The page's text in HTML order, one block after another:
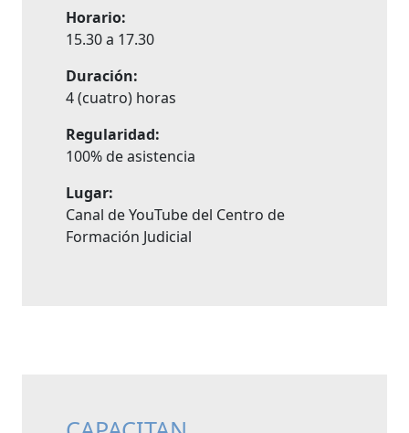
Horario:
15.30 a 17.30
Duración:
4 (cuatro) horas
Regularidad:
100% de asistencia
Lugar:
Canal de YouTube del Centro de
Formación Judicial